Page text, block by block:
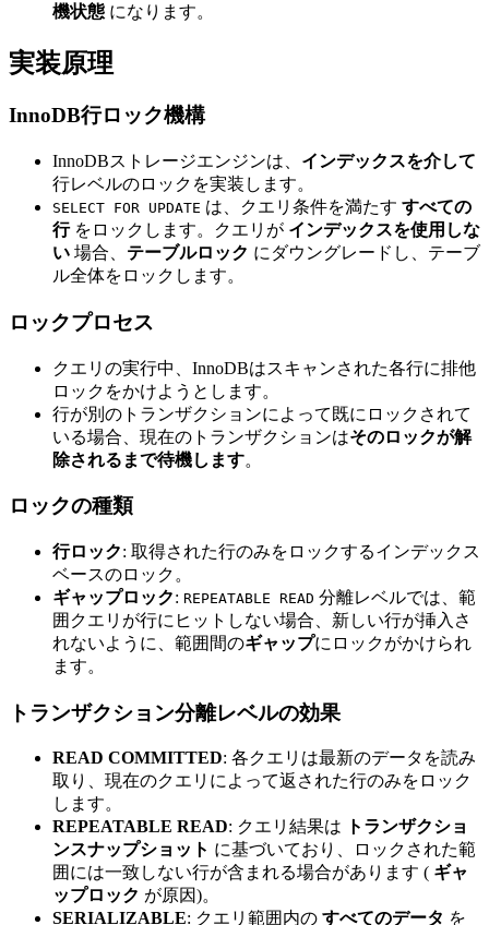
機状態 になります。
実装原理
InnoDB行ロック機構
InnoDBストレージエンジンは、 インデックスを介して
行レベルのロックを実装します。
SELECT FOR UPDATE は、クエリ条件を満たす すべての
行をロックします。クエリが インデックスを使用しな
い 場合、 テーブルロック にダウングレードし、テーブ
ル全体をロックします。
ロックプロセス
クエリの実行中、InnoDBはスキャンされた各行に排他
ロックをかけようとします。
行が別のトランザクションによって既にロックされて
いる場合、現在のトランザクションはそのロックが解
除されるまで待機します。
ロックの種類
行ロック: 取得された行のみをロックするインデックス
ベースのロック。
ギャップロック: REPEATABLE READ 分離レベルでは、範
囲クエリが行にヒットしない場合、新しい行が挿入さ
れないように、範囲間のギャップにロックがかけられ
ます。
トランザクション分離レベルの効果
READ COMMITTED: 各クエリは最新のデータを読み
取り、現在のクエリによって返された行のみをロック
します。
REPEATABLE READ: クエリ結果は
トランザクショ
ンスナップショット に基づいており、ロックされた範
囲には一致しない行が含まれる場合があります ( ギャ
ップロック が原因)。
SERIALIZABLE: クエリ範囲内の すべてのデータ を